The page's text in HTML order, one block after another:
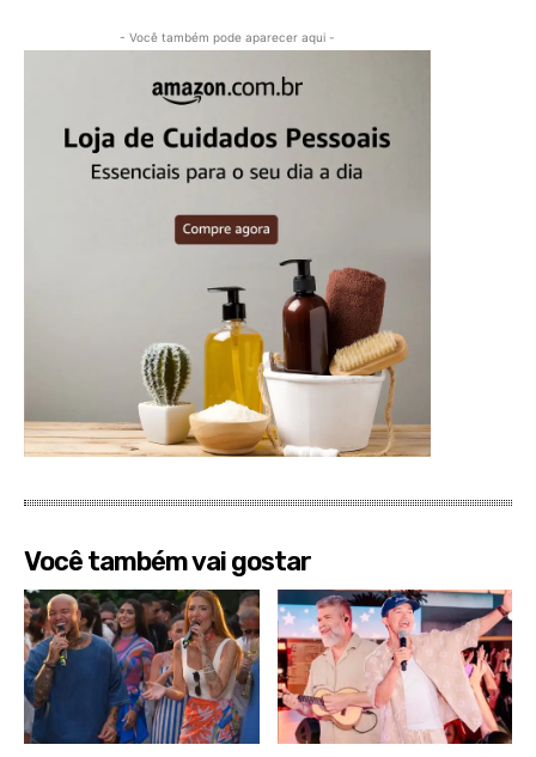
- Você também pode aparecer aqui -
Você também vai gostar